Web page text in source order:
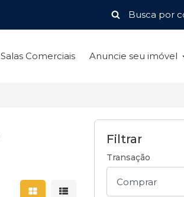
Salas Comerciais Anuncie seu imóvel
Mostrar resultados em grade
Mostrar resultados em lista
Filtrar
Transação